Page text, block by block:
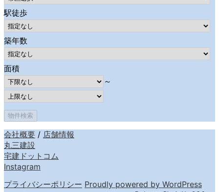
駅徒歩
築年数
面積
～
会社概要 / 店舗情報
丸三建設
宅建ドットコム
Instagram
プライバシーポリシー Proudly powered by WordPress